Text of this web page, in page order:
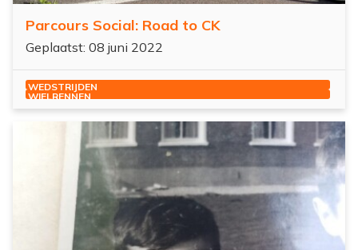
Parcours Social: Road to CK
Geplaatst: 08 juni 2022
WEDSTRIJDEN
WIELRENNEN